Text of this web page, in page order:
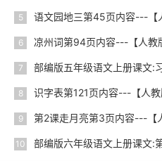
5 语文园地三第45页内容---【
6 凉州词第94页内容---【人教
7 部编版五年级语文上册课文:
8 识字表第121页内容---【人
9 第2课走月亮第3页内容---【
10 部编版六年级语文上册课文:第22